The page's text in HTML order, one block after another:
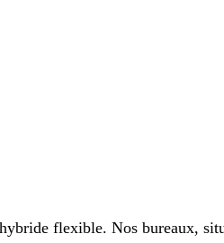
flexible. Nos bureaux,